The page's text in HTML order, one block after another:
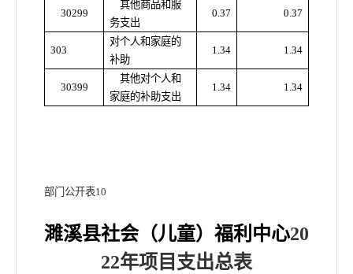
30299
其他商品和服
务支出
0.37 0.37
303
对个人和家庭的
补助
1.34 1.34
30399
其他对个人和
家庭的补助支出
1.34 1.34
部门公开表10
濉溪县社会（儿童）福利中心20
22年项目支出总表